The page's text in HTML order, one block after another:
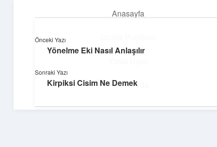
Anasayfa
Hakkımızda
Hızlı Baskı Tüyoları
Yaratıcı fikirlerle projelerini canlandır!
Önceki Yazı
Yönelme Eki Nasıl Anlaşılır
Sonraki Yazı
Kirpiksi Cisim Ne Demek